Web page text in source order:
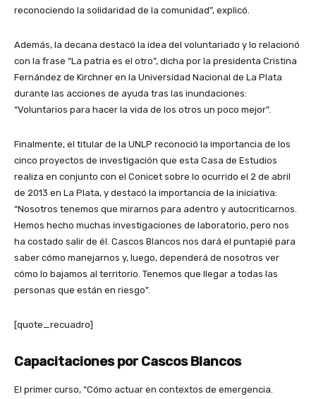
reconociendo la solidaridad de la comunidad”, explicó.
Además, la decana destacó la idea del voluntariado y lo relacionó
con la frase “La patria es el otro”, dicha por la presidenta Cristina
Fernández de Kirchner en la Universidad Nacional de La Plata
durante las acciones de ayuda tras las inundaciones:
“Voluntarios para hacer la vida de los otros un poco mejor”.
Finalmente, el titular de la UNLP reconoció la importancia de los
cinco proyectos de investigación que esta Casa de Estudios
realiza en conjunto con el Conicet sobre lo ocurrido el 2 de abril
de 2013 en La Plata, y destacó la importancia de la iniciativa:
“Nosotros tenemos que mirarnos para adentro y autocriticarnos.
Hemos hecho muchas investigaciones de laboratorio, pero nos
ha costado salir de él. Cascos Blancos nos dará el puntapié para
saber cómo manejarnos y, luego, dependerá de nosotros ver
cómo lo bajamos al territorio. Tenemos que llegar a todas las
personas que están en riesgo”.
[quote_recuadro]
Capacitaciones por Cascos Blancos
El primer curso, “Cómo actuar en contextos de emergencia.